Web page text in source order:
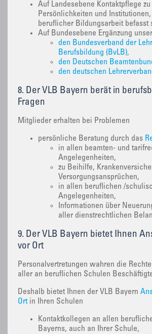
Auf Landesebene Kontaktpflege
Persönlichkeiten und
beruflicher Bildungsarbeit befasst
Auf Bundesebene Ergänzung
den Bundesverband der
Berufsbildung (BvLB),
den Deutschen
den deutschen
8. Der VLB Bayern berät in
Fragen
Mitglieder erhalten bei Problemen
persönliche Beratung durch das
in allen beamten- und
Angelegenheiten,
zu Beihilfe,
Versorgungsansprüchen,
in allen beruflichen /
Angelegenheiten,
Informationen über
aller dienstrechtlichen
9. Der VLB Bayern bietet Ihnen
vor Ort
Personalvertretungen wahren die
aller an beruflichen Schulen
Deshalb bietet Ihnen der VLB Bayern
Ortin Ihren Schulen
Kontaktkollegen an allen
Bayerns, auch an Ihrer Schule,